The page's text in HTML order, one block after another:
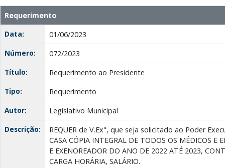
Requerimento
Data:
01/06/2023
Número:
072/2023
Título:
Requerimento ao Presidente
Tipo:
Requerimento
Autor:
Legislativo Municipal
Descrição:
REQUER de V.Ex", que seja solicitado ao Poder
CASA CÓPIA INTEGRAL DE TODOS OS MÉDICOS E
E EXENOREADOR DO ANO DE 2022 ATÉ 2023,
CARGA HORÁRIA, SALÁRIO.